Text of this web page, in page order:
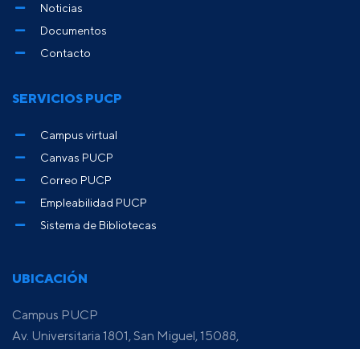
UBICACIÓN
Campus PUCP
Av. Universitaria 1801, San Miguel, 15088,
Noticias
Documentos
Contacto
SERVICIOS PUCP
Campus virtual
Canvas PUCP
Correo PUCP
Empleabilidad PUCP
Sistema de Bibliotecas